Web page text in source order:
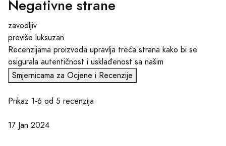
Negativne strane
zavodljiv
previše luksuzan
Recenzijama proizvoda upravlja treća strana kako bi se
osigurala autentičnost i usklađenost sa našim
Smjernicama za Ocjene i Recenzije
Prikaz 1-6 od 5 recenzija
17 Jan 2024